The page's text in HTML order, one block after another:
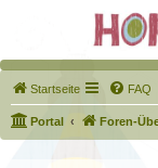
Startseite FAQ
Portal Foren-